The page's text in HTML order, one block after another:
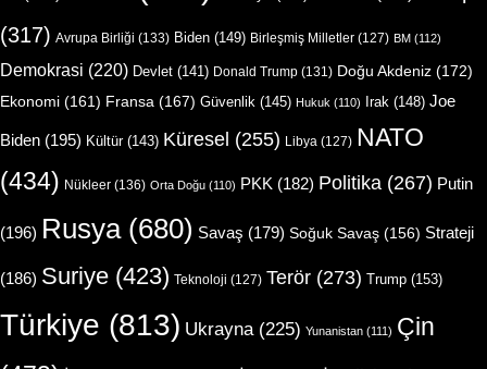
(317) Avrupa Birliği (133) Biden (149) Birleşmiş Milletler (127) BM (112)
Demokrasi (220) Devlet (141) Donald Trump (131) Doğu Akdeniz (172)
Ekonomi (161) Fransa (167) Güvenlik (145) Hukuk (110) Irak (148) Joe
Biden (195) Kültür(143) Küresel (255) Libya (127) NATO
(434) Nükleer (136) Orta Doğu (110) PKK (182) Politika (267) Putin
(196) Rusya(680) Savaş (179) Soğuk Savaş (156) Strateji
(186) Suriye (423) Teknoloji (127) Terör (273) Trump (153)
Türkiye (813) Ukrayna(225) Yunanistan (111) Çin